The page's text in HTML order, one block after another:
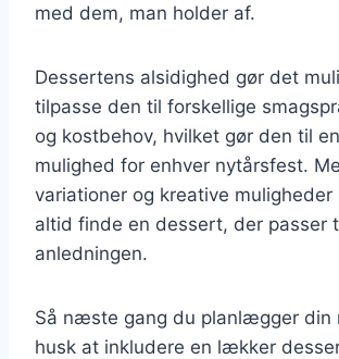
med dem, man holder af.
Dessertens alsidighed gør det
tilpasse den til forskellige
og kostbehov, hvilket gør den til
mulighed for enhver nytårsfest.
variationer og kreative muligheder
altid finde en dessert, der passer
anledningen.
Så næste gang du planlægger din
husk at inkludere en lækker